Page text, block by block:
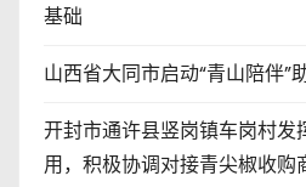
基础
山西省大同市启动“青山陪伴”
开封市通许县竖岗镇车岗村发
用，积极协调对接青尖椒收购